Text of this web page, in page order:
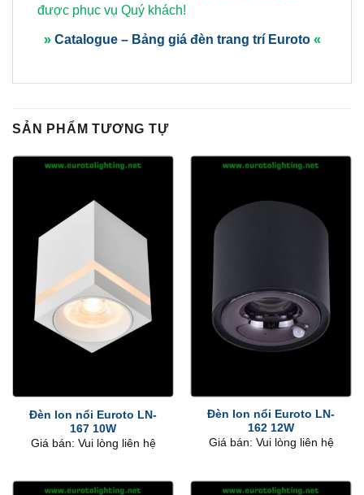
được phục vụ Quý khách!
» Catalogue – Bảng giá đèn trang trí Euroto «
SẢN PHẨM TƯƠNG TỰ
Đèn lon nổi Euroto LN-
167 10W
Giá bán: Vui lòng liên hệ
Đèn lon nổi Euroto LN-
162 12W
Giá bán: Vui lòng liên hệ